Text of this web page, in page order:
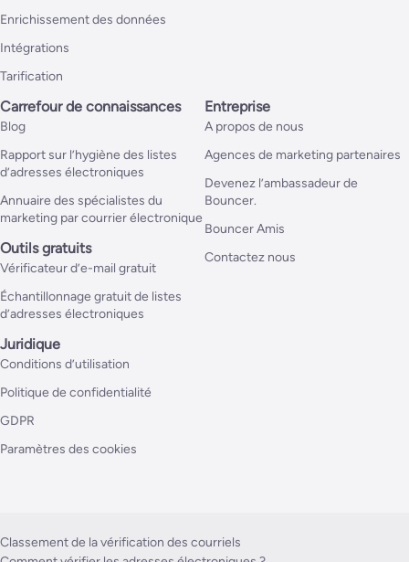
Enrichissement des données
Intégrations
Tarification
Carrefour de connaissances
Blog
Rapport sur l’hygiène des listes
d’adresses électroniques
Annuaire des spécialistes du
marketing par courrier électronique
Outils gratuits
Vérificateur d’e-mail gratuit
Échantillonnage gratuit de listes
d’adresses électroniques
Entreprise
A propos de nous
Agences de marketing partenaires
Devenez l’ambassadeur de
Bouncer.
Bouncer Amis
Contactez nous
Juridique
Conditions d’utilisation
Politique de confidentialité
GDPR
Paramètres des cookies
Classement de la vérification des courriels